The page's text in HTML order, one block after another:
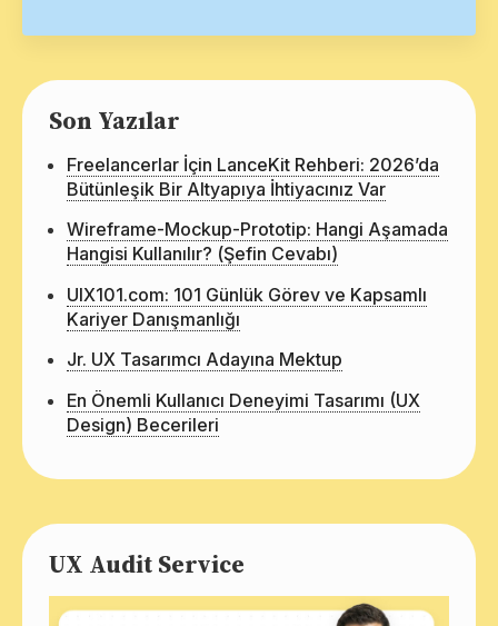
Son Yazılar
Freelancerlar İçin LanceKit Rehberi: 2026’da
Bütünleşik Bir Altyapıya İhtiyacınız Var
Wireframe-Mockup-Prototip: Hangi Aşamada
Hangisi Kullanılır? (Şefin Cevabı)
UIX101.com: 101 Günlük Görev ve Kapsamlı
Kariyer Danışmanlığı
Jr. UX Tasarımcı Adayına Mektup
En Önemli Kullanıcı Deneyimi Tasarımı (UX
Design) Becerileri
UX Audit Service